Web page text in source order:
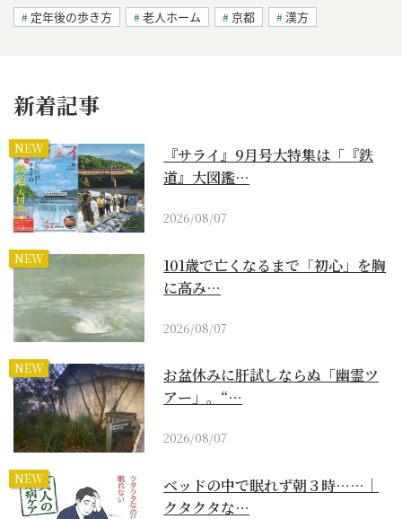
定年後の歩き方
老人ホーム 京都 漢方
新着記事
NEW
『サライ』9月号大特集は「『鉄
道』大図鑑…
2026/08/07
NEW
101歳で亡くなるまで「初心」を胸
に高み…
2026/08/07
NEW
お盆休みに肝試しならぬ「幽霊ツ
アー」。“…
2026/08/07
NEW
ベッドの中で眠れず朝３時……｜
クタクタな…